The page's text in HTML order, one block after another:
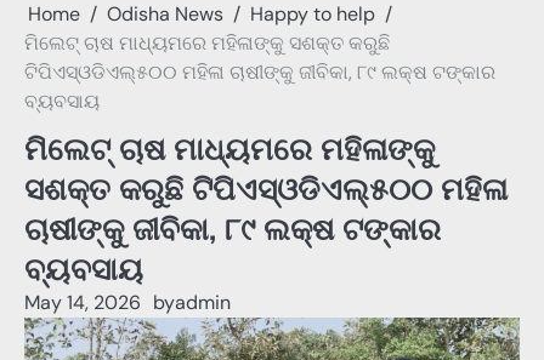
Home Odisha News
Happy to help
ମିଲେଟ୍ ଚାଷ ମାଧ୍ୟମରେ ମହିଳାଙ୍କୁ ସଶକ୍ତ କରୁଛି
ଟିପିଏସ୍ଓଡିଏଲ୍୫୦୦ ମହିଳା ଚାଷୀଙ୍କୁ ଜୀବିକା, ୮୯ ଲକ୍ଷ ଟଙ୍କାର
ବ୍ୟବସାୟ
ମିଲେଟ୍ ଚାଷ ମାଧ୍ୟମରେ ମହିଳାଙ୍କୁ
ସଶକ୍ତ କରୁଛି ଟିପିଏସ୍ଓଡିଏଲ୍୫୦୦ ମହିଳା
ଚାଷୀଙ୍କୁ ଜୀବିକା, ୮୯ ଲକ୍ଷ ଟଙ୍କାର
ବ୍ୟବସାୟ
May 14, 2026 byadmin